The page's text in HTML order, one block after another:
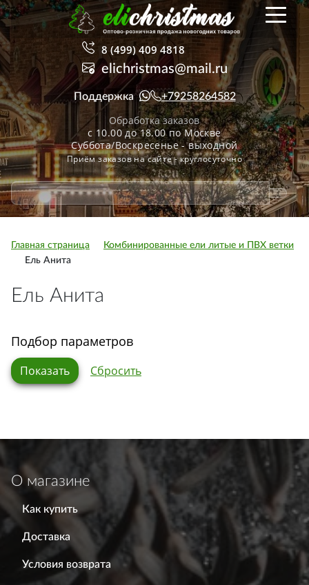
8 (499) 409 4818
elichristmas@mail.ru
Поддержка +79258264582
Обработка заказов
с 10.00 до 18.00 по Москве
Суббота/Воскресенье - выходной
Приём заказов на сайте - круглосуточно
Главная страница
Комбинированные ели литые и ПВХ ветки
Ель Анита
Ель Анита
Подбор параметров
О магазине
Как купить
Доставка
Условия возврата